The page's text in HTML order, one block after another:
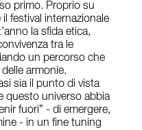
primo. Proprio su
festival internazionale
la sfida etica,
tra le
un percorso che
armonie.
sia il punto di vista
questo universo abbia
fuori” - di emergere,
- in un fine tuning